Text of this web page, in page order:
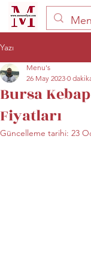
Yazı
Bursa
Fiyatları
Menu's
26 May 2023 0
Güncelleme tarihi: 23